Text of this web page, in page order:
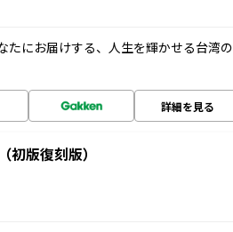
たにお届けする、人生を輝かせる台湾の
詳細を見る
版復刻版）